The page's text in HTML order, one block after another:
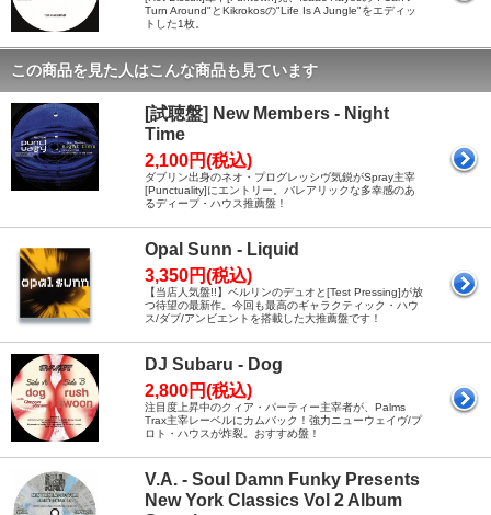
Turn Around"とKikrokosの"Life Is A Jungle"をエディッ
トした1枚。
この商品を見た人はこんな商品も見ています
[試聴盤] New Members - Night
Time
2,100円(税込)
ダブリン出身のネオ・プログレッシヴ気鋭がSpray主宰
[Punctuality]にエントリー。バレアリックな多幸感のあ
るディープ・ハウス推薦盤！
Opal Sunn - Liquid
3,350円(税込)
【当店人気盤!!】ベルリンのデュオと[Test Pressing]が放
つ待望の最新作。今回も最高のギャラクティック・ハウ
ス/ダブ/アンビエントを搭載した大推薦盤です！
DJ Subaru - Dog
2,800円(税込)
注目度上昇中のクィア・パーティー主宰者が、Palms
Trax主宰レーベルにカムバック！強力ニューウェイヴ/プ
ロト・ハウスが炸裂。おすすめ盤！
V.A. - Soul Damn Funky Presents
New York Classics Vol 2 Album